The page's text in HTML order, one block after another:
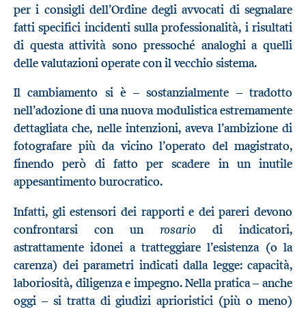
per i consigli dell’Ordine degli avvocati di segnalare
fatti specifici incidenti sulla professionalità, i risultati
di questa attività sono pressoché analoghi a quelli
delle valutazioni operate con il vecchio sistema.
Il cambiamento si è – sostanzialmente – tradotto
nell’adozione di una nuova modulistica estremamente
dettagliata che, nelle intenzioni, aveva l’ambizione di
fotografare più da vicino l’operato del magistrato,
finendo però di fatto per scadere in un inutile
appesantimento burocratico.
Infatti, gli estensori dei rapporti e dei pareri devono
confrontarsi con un rosario di indicatori,
astrattamente idonei a tratteggiare l’esistenza (o la
carenza) dei parametri indicati dalla legge: capacità,
laboriosità, diligenza e impegno. Nella pratica – anche
oggi – si tratta di giudizi aprioristici (più o meno)